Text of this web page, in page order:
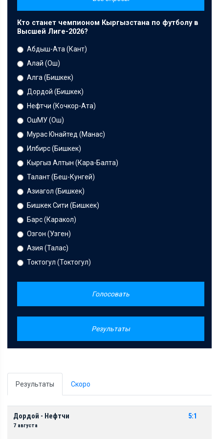
Кто станет чемпионом Кыргызстана по футболу в
Высшей Лиге-2026?
Абдыш-Ата (Кант)
Алай (Ош)
Алга (Бишкек)
Дордой (Бишкек)
Нефтчи (Кочкор-Ата)
ОшМУ (Ош)
Мурас Юнайтед (Манас)
Илбирс (Бишкек)
Кыргыз Алтын (Кара-Балта)
Талант (Беш-Кунгей)
Азиагол (Бишкек)
Бишкек Сити (Бишкек)
Барс (Каракол)
Озгон (Узген)
Азия (Талас)
Токтогул (Токтогул)
Голосовать
Результаты
Результаты Скоро
Дордой - Нефтчи
7 августа
5:1